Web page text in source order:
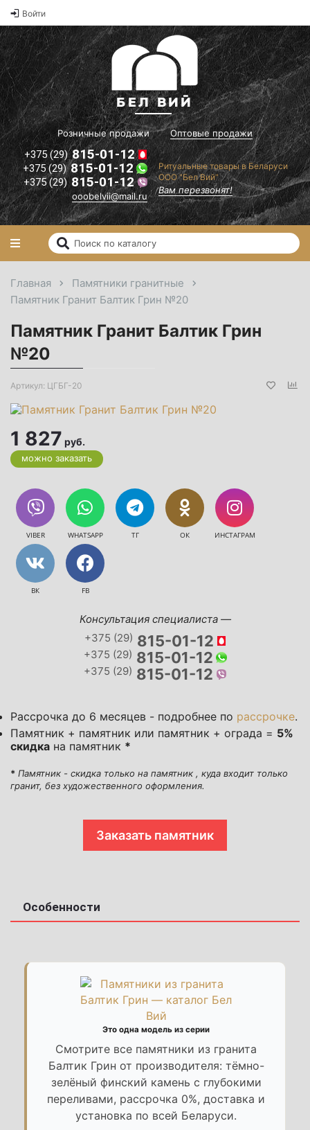
Войти
Розничные продажи Оптовые продажи
+375 (29) 815-01-12
+375 (29) 815-01-12
+375 (29) 815-01-12
ooobelvii@mail.ru
Ритуальные товары в Беларуси
ООО "Бел Вий"
Вам перезвонят!
Оптовые
цены на
памятники и
ритуальные
товары"
Вам
перезвонят!
Главная
Памятники гранитные
Памятник Гранит Балтик Грин №20
Памятник Гранит Балтик Грин
№20
Артикул: ЦГБГ-20
1 827 руб.
можно заказать
VIBER WHATSAPP ТГ ОК ИНСТАГРАМ
ВК FB
Консультация специалиста —
+375 (29) 815-01-12
+375 (29) 815-01-12
+375 (29) 815-01-12
Рассрочка до 6 месяцев - подробнее по рассрочке.
Памятник + памятник или памятник + ограда = 5%
скидка на памятник *
* Памятник - скидка только на памятник , куда входит только
гранит, без художественного оформления.
Заказать памятник
Особенности
Это одна модель из серии
Смотрите все памятники из гранита
Балтик Грин от производителя: тёмно-
зелёный финский камень с глубокими
переливами, рассрочка 0%, доставка и
установка по всей Беларуси.